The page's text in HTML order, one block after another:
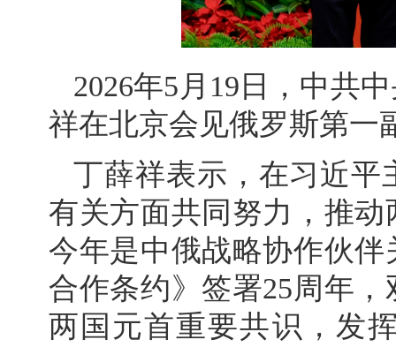
2026年5月19日，中共
祥在北京会见俄罗斯第一
丁薛祥表示，在习近平
有关方面共同努力，推
今年是中俄战略协作伙
合作条约》签署25周年
两国元首重要共识，发